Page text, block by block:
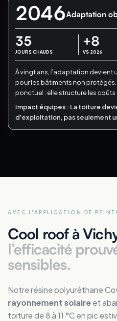
2046Adaptation
35
JOURS CHAUDS
+8
VS 2026
À vingt ans, l’adaptation
pour les bâtiments non protégés.
ponctuel : elle structure les coûts
Impact équipes : La toiture
d’exploitation, pas seulement
AVEC L'APPLICATION DE
Cool roof à
l’efficacité
sensibles.
Notre résine polyuréthane
rayonnement solaire et
toiture de 8 à 11 °C en pic